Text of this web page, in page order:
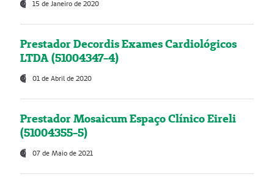
15 de Janeiro de 2020
Prestador Decordis Exames Cardiológicos
LTDA (51004347-4)
01 de Abril de 2020
Prestador Mosaicum Espaço Clínico Eireli
(51004355-5)
07 de Maio de 2021